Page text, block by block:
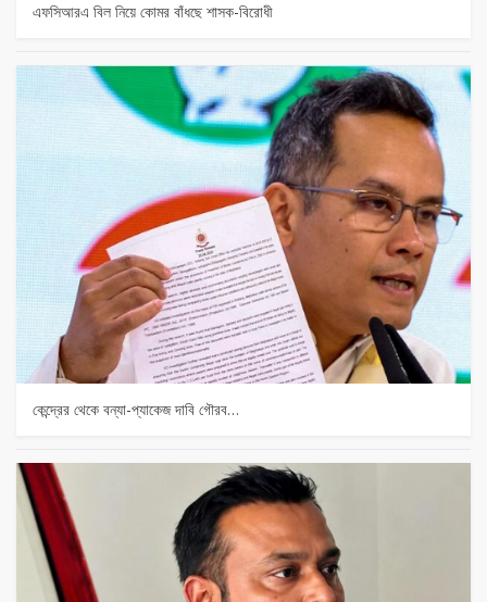
এফসিআরএ বিল নিয়ে কোমর বাঁধছে শাসক-বিরোধী
কেন্দ্রের থেকে বন্যা-প্যাকেজ দাবি গৌরব…